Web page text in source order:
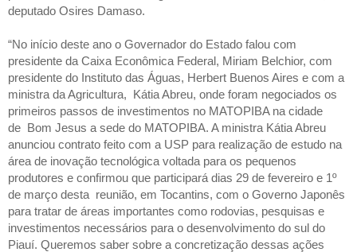
deputado Osires Damaso.
“No início deste ano o Governador do Estado falou com
presidente da Caixa Econômica Federal, Miriam Belchior, com
presidente do Instituto das Águas, Herbert Buenos Aires e com a
ministra da Agricultura, Kátia Abreu, onde foram negociados os
primeiros passos de investimentos no MATOPIBA na cidade
de Bom Jesus a sede do MATOPIBA. A ministra Kátia Abreu
anunciou contrato feito com a USP para realização de estudo na
área de inovação tecnológica voltada para os pequenos
produtores e confirmou que participará dias 29 de fevereiro e 1º
de março desta reunião, em Tocantins, com o Governo Japonês
para tratar de áreas importantes como rodovias, pesquisas e
investimentos necessários para o desenvolvimento do sul do
Piauí. Queremos saber sobre a concretização dessas ações